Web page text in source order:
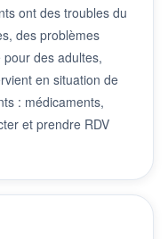
ont des troubles du
des problèmes
des adultes,
en situation de
: médicaments,
et prendre RDV